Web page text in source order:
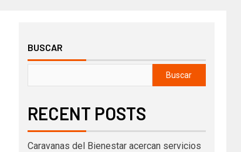
BUSCAR
Buscar
RECENT POSTS
Caravanas del Bienestar acercan servicios